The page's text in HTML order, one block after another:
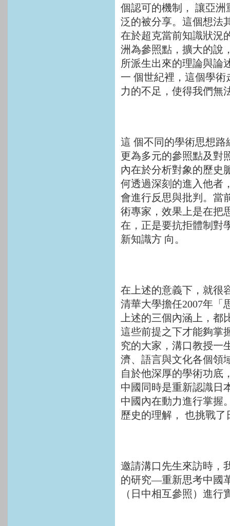
個認可的機制， 讓亞
泛的被分享。這個想法
在於超克當前知識狀況
洲為參照點，擴大的說
所派生出來的理論與論
一 個世紀裡，這個學
力的不足，使得我們無
這 個不同的學術思想
更為多元的參照點及對
內在於分析對象的歷史
何透過深刻的進入他者
會進行反思與批判。當
術專家，效果上是在把
在，正是要抗拒體制對
新知識方 向。
在上述的意義下，就很
清華大學擔任2007年「
上述的三個內涵上，
這些前提之下才能夠掌
究的大家，溝口教授一
濟、語言與文化各個領
自於他深厚的學術功底
中國同時是重新認識日
中國內在動力進行掌握
歷史的理解， 也挑戰
邀請溝口先生來訪時，
的研究—重新思考中國
（日中相互參照）進